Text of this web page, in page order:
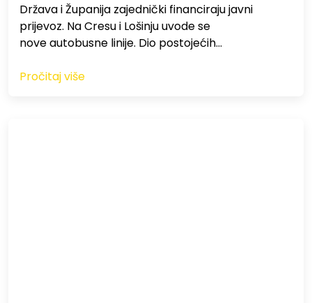
Država i Županija zajednički financiraju javni
prijevoz. Na Cresu i Lošinju uvode se
nove autobusne linije. Dio postojećih…
Pročitaj više